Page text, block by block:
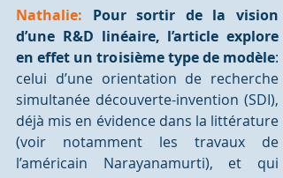
Nathalie: Pour sortir de la vision
d’une R&D linéaire, l’article explore
en effet un troisième type de modèle:
celui d’une orientation de recherche
simultanée découverte-invention (SDI),
déjà mis en évidence dans la littérature
(voir notamment les travaux de
l’américain Narayanamurti), et qui